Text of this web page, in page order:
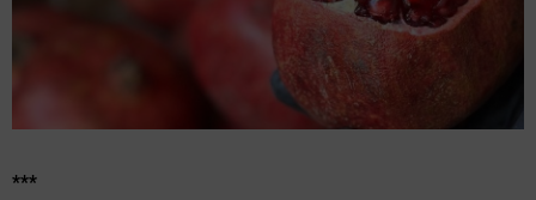
***